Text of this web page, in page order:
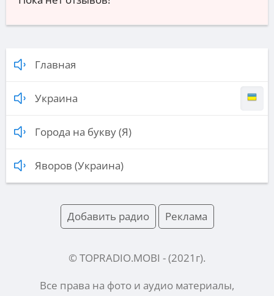
Главная
Украина
Города на букву (Я)
Яворов (Украина)
Добавить радио Реклама
© TOPRADIO.MOBI - (2021 г).
Все права на фото и аудио материалы,